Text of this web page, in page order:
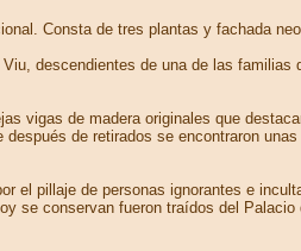
Consta de tres plantas y fachada
descendientes de una de las familias
vigas de madera originales que
de retirados se encontraron unas
el pillaje de personas ignorantes e
se conservan fueron traídos del Palacio